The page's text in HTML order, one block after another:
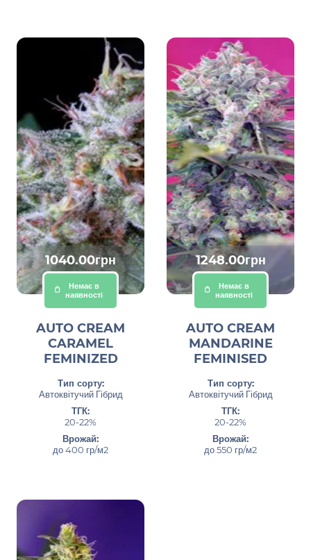
1040.00грн
Немає в
наявності
AUTO CREAM
CARAMEL
FEMINIZED
Тип сорту:
Автоквітучий Гібрид
ТГК:
20-22%
Врожай:
до 400 гр/м2
1248.00грн
Немає в
наявності
AUTO CREAM
MANDARINE
FEMINISED
Тип сорту:
Автоквітучий Гібрид
ТГК:
20-22%
Врожай:
до 550 гр/м2